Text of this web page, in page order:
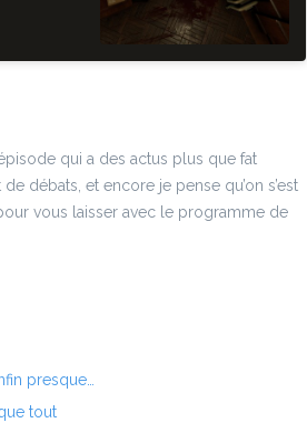
qui a des actus plus que fat
débats, et encore je pense qu’on s’est
vous laisser avec le programme de
presque…
tout